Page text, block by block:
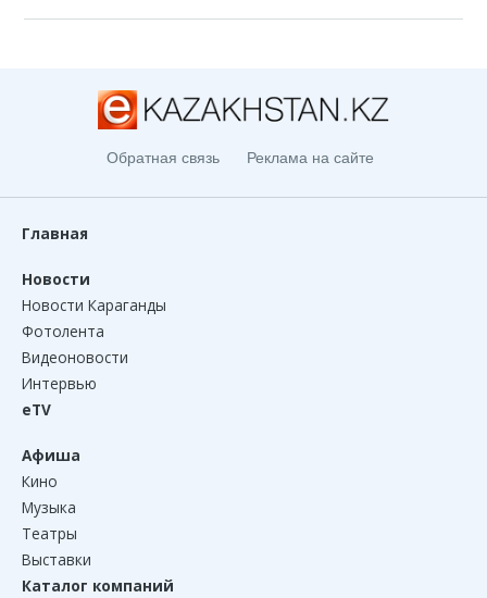
Обратная связь Реклама на сайте
Главная
Новости
Новости Караганды
Фотолента
Видеоновости
Интервью
eTV
Афиша
Кино
Музыка
Театры
Выставки
Каталог компаний